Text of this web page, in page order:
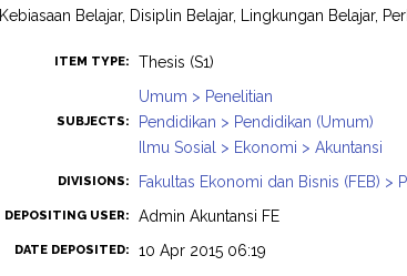
Kebiasaan Belajar, Disiplin Belajar, Lingkungan Belajar,
ITEM TYPE: Thesis (S1)
SUBJECTS:
Umum > Penelitian
Pendidikan > Pendidikan (Umum)
Ilmu Sosial > Ekonomi > Akuntansi
DIVISIONS: Fakultas Ekonomi dan Bisnis (FEB) >
DEPOSITING USER: Admin Akuntansi FE
DATE DEPOSITED: 10 Apr 2015 06:19